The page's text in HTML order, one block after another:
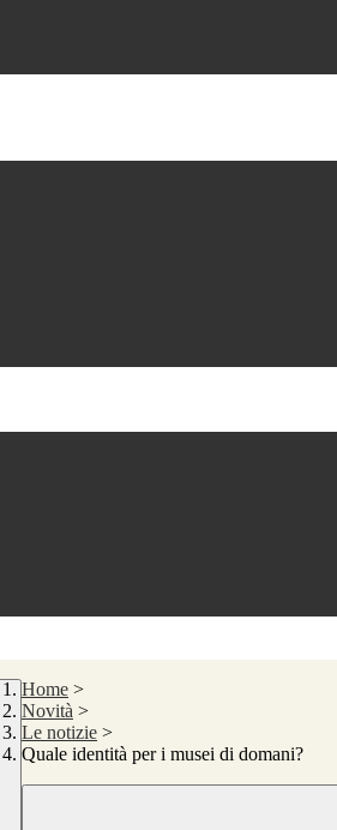
Home >
Novità >
Le notizie >
Quale identità per i musei di domani?